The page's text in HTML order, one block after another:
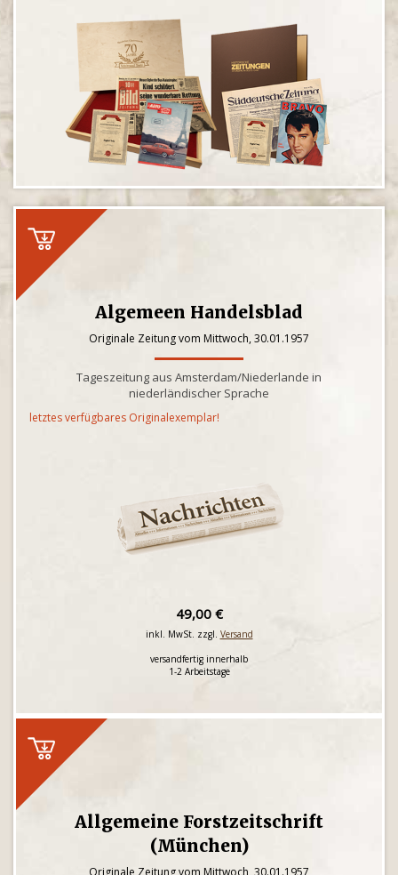
Algemeen Handelsblad
Originale Zeitung vom Mittwoch, 30.01.1957
Tageszeitung aus Amsterdam/Niederlande in
niederländischer Sprache
letztes verfügbares Originalexemplar!
49,00 €
inkl. MwSt. zzgl. Versand
versandfertig innerhalb
1-2 Arbeitstage
Allgemeine Forstzeitschrift
(München)
Originale Zeitung vom Mittwoch, 30.01.1957